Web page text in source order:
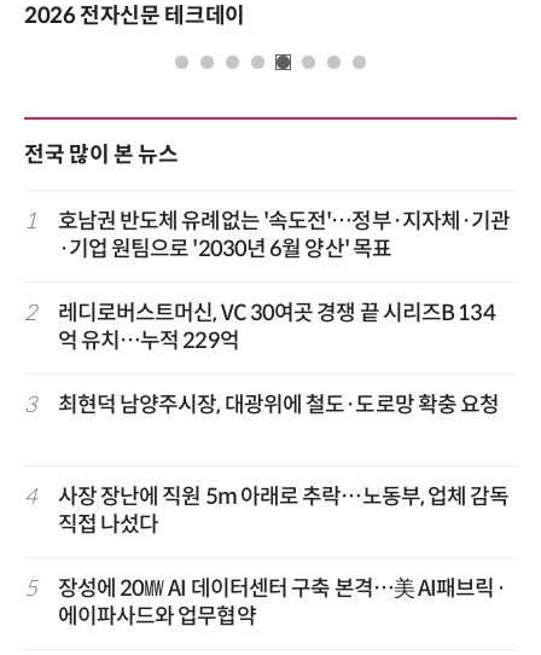
2026 전자신문 테크데이
전국 많이 본 뉴스
1
호남권 반도체 유례없는 '속도전'…정부·지자체·기관
·기업 원팀으로 '2030년 6월 양산' 목표
2
레디로버스트머신, VC 30여곳 경쟁 끝 시리즈B 134
억 유치…누적 229억
3 최현덕 남양주시장, 대광위에 철도·도로망 확충 요청
4
사장 장난에 직원 5m 아래로 추락…노동부, 업체 감독
직접 나섰다
5
장성에 20㎿ AI 데이터센터 구축 본격…美 AI패브릭·
에이파사드와 업무협약